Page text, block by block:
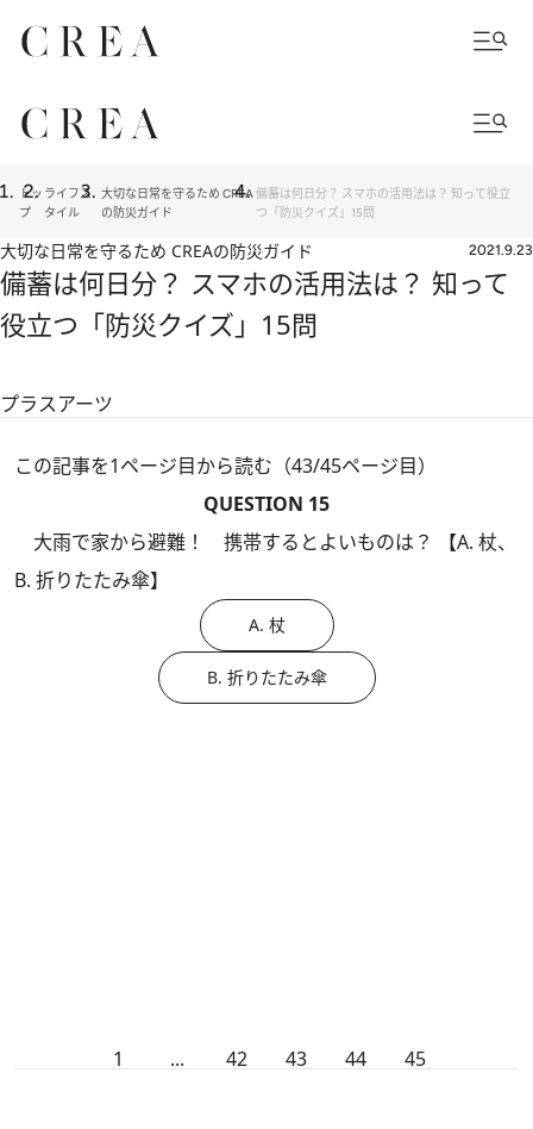
トッ
プ
ライフス
タイル
大切な日常を守るため CREA
の防災ガイド
備蓄は何日分？ スマホの活用法は？ 知って役立
つ「防災クイズ」15問
大切な日常を守るため CREAの防災ガイド 2021.9.23
備蓄は何日分？ スマホの活用法は？ 知って
役立つ「防災クイズ」15問
プラスアーツ
この記事を1ページ目から読む（43/45ページ目）
QUESTION 15
大雨で家から避難！ 携帯するとよいものは？ 【A. 杖、
B. 折りたたみ傘】
A. 杖
B. 折りたたみ傘
1 ... 42 43 44 45